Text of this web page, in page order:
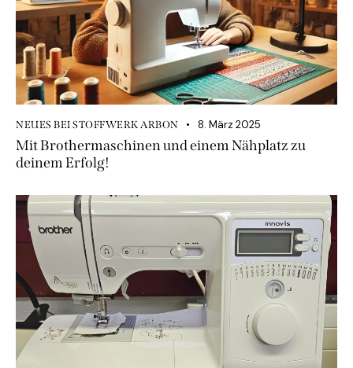
NEUES BEI STOFFWERK ARBON 8. März 2025
Mit Brothermaschinen und einem Nähplatz zu
deinem Erfolg!